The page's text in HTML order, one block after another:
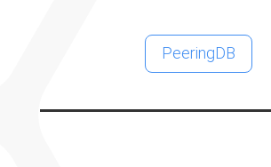
PeeringDB